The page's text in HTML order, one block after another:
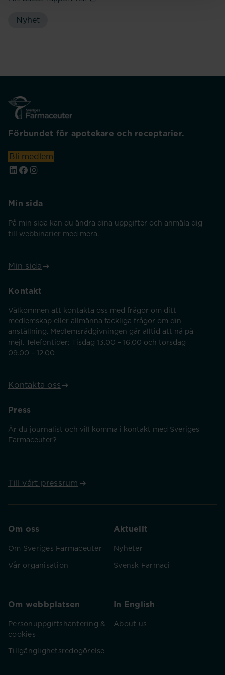
Nyhet
Förbundet för apotekare och receptarier.
Bli medlem
Min sida
På min sida kan du ändra dina uppgifter och anmäla dig
till webbinarier med mera.
Min sida
Kontakt
Välkommen att kontakta oss med frågor om ditt
medlemskap eller allmänna fackliga frågor om din
anställning. Medlemsrådgivningen går alltid att nå på
mejl. Telefontider: Tisdag 13.00 – 16.00 och torsdag
09.00 – 12.00
Kontakta oss
Press
Är du journalist och vill komma i kontakt med Sveriges
Farmaceuter?
Till vårt pressrum
Om oss
Om Sveriges Farmaceuter
Vår organisation
Aktuellt
Nyheter
Svensk Farmaci
Om webbplatsen
Personuppgiftshantering &
cookies
Tillgänglighetsredogörelse
In English
About us